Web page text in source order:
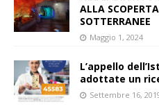
ALLA
SOTTERRANEE
Maggio 1, 2024
L’appello
adottate un
Settembre 16,